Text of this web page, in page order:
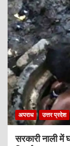
अपराध उत्तर प्रदेश
सरकारी नाली में